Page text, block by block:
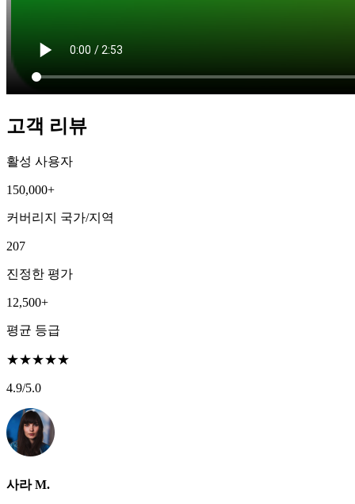
고객 리뷰
활성 사용자
150,000+
커버리지 국가/지역
207
진정한 평가
12,500+
평균 등급
★★★★★
4.9/5.0
사라 M.